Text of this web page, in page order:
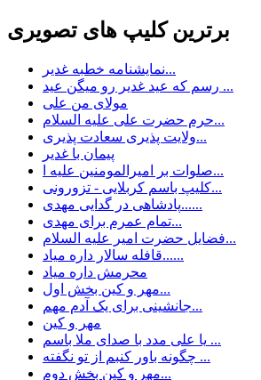
برترین کلیپ های تصویری
نمایشنامه خطبه غدیر...
رسم كه عيد غدير رو ميگن عيد ...
مولای من علی
حرم حضرت علی علیه السلام...
ولایت پذیری سعادت پذیری...
پیمان با غدیر
صلوات بر امیرالمومنین علیه ا...
کلیپ باسم کربلایی - تزورونی...
پادشاهی در گدایی مهدی......
تمام عمرم برای مهدی...
فضایل حضرت امیر علیه السلام...
قافله سالار داره میاد......
محرمش داره میاد
مهر و کین بخش اول...
جانشینی برای یک آدم مهم...
مهر و کین
یا علی مدد با صدای ملا باسم ...
چگونه باور کنبم از تو نگفته ...
مهر و کین بخش دوم...